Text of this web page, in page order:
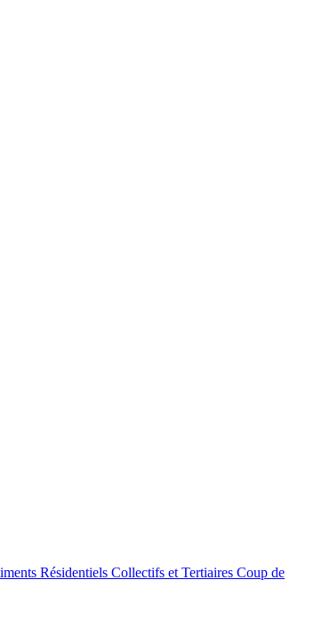
Résidentiels Collectifs et Tertiaires Coup de